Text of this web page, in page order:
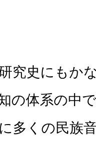
究史にもか
の体系の中
多くの民族